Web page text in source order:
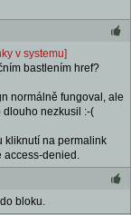
v systemu]
bastlením href?
normálně fungoval, ale
dlouho nezkusil :-(
kliknutí na permalink
access-denied.
bloku.